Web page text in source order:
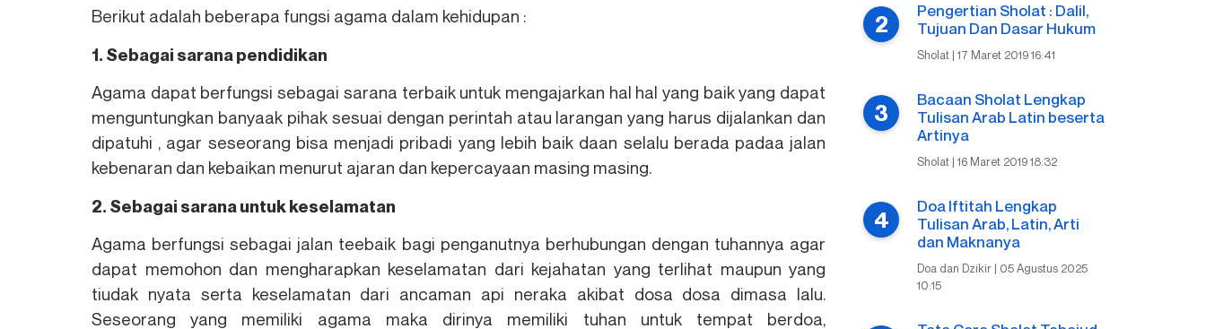
Berikut adalah beberapa fungsi agama dalam kehidupan :
1. Sebagai sarana pendidikan
Agama dapat berfungsi sebagai sarana terbaik untuk mengajarkan hal hal yang baik yang dapat
menguntungkan banyaak pihak sesuai dengan perintah atau larangan yang harus dijalankan dan
dipatuhi , agar seseorang bisa menjadi pribadi yang lebih baik daan selalu berada padaa jalan
kebenaran dan kebaikan menurut ajaran dan kepercayaan masing masing.
2. Sebagai sarana untuk keselamatan
Agama berfungsi sebagai jalan teebaik bagi penganutnya berhubungan dengan tuhannya agar
dapat memohon dan mengharapkan keselamatan dari kejahatan yang terlihat maupun yang
tiudak nyata serta keselamatan dari ancaman api neraka akibat dosa dosa dimasa lalu.
Seseorang yang memiliki agama maka dirinya memiliki tuhan untuk tempat berdoa,
Pengertian Sholat : Dalil,
Tujuan Dan Dasar Hukum
Sholat | 17 Maret 2019 16:41
Bacaan Sholat Lengkap
Tulisan Arab Latin beserta
Artinya
Sholat | 16 Maret 2019 18:32
Doa Iftitah Lengkap
Tulisan Arab, Latin, Arti
dan Maknanya
Doa dan Dzikir | 05 Agustus 2025
10:15